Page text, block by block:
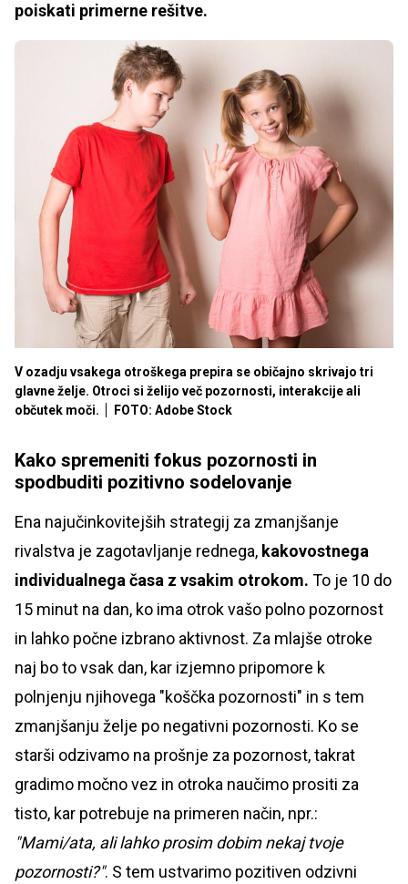
poiskati primerne rešitve.
V ozadju vsakega otroškega prepira se običajno skrivajo tri
glavne želje. Otroci si želijo več pozornosti, interakcije ali
občutek moči.
FOTO: Adobe Stock
Kako spremeniti fokus pozornosti in
spodbuditi pozitivno sodelovanje
Ena najučinkovitejših strategij za zmanjšanje
rivalstva je zagotavljanje rednega, kakovostnega
individualnega časa z vsakim otrokom. To je 10 do
15 minut na dan, ko ima otrok vašo polno pozornost
in lahko počne izbrano aktivnost. Za mlajše otroke
naj bo to vsak dan, kar izjemno pripomore k
polnjenju njihovega "koščka pozornosti" in s tem
zmanjšanju želje po negativni pozornosti. Ko se
starši odzivamo na prošnje za pozornost, takrat
gradimo močno vez in otroka naučimo prositi za
tisto, kar potrebuje na primeren način, npr.:
"Mami/ata, ali lahko prosim dobim nekaj tvoje
pozornosti?". S tem ustvarimo pozitiven odzivni